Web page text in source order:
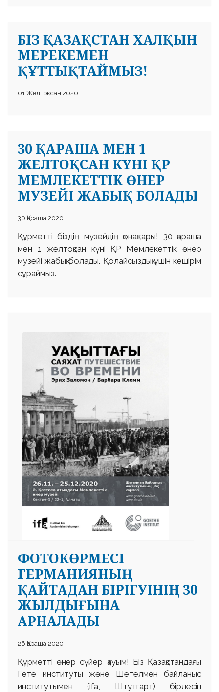
БІЗ ҚАЗАҚСТАН ХАЛҚЫН
МЕРЕКЕМЕН
ҚҰТТЫҚТАЙМЫЗ!
01 Желтоқсан 2020
30 ҚАРАША МЕН 1
ЖЕЛТОҚСАН КҮНІ ҚР
МЕМЛЕКЕТТІК ӨНЕР
МУЗЕЙІ ЖАБЫҚ БОЛАДЫ
30 Қараша 2020
Құрметті біздің музейдің қонақтары! 30 қараша
мен 1 желтоқсан күні ҚР Мемлекеттік өнер
музейі жабық болады. Қолайсыздық үшін кешірім
сұраймыз.
ФОТОКӨРМЕСІ
ГЕРМАНИЯНЫҢ
ҚАЙТАДАН БІРІГУІНІҢ 30
ЖЫЛДЫҒЫНА
АРНАЛАДЫ
26 Қараша 2020
Құрметті өнер сүйер қауым! Біз Қазақстандағы
Гете институты және Шетелмен байланыс
институтымен (ifa, Штутгарт) бірлесіп